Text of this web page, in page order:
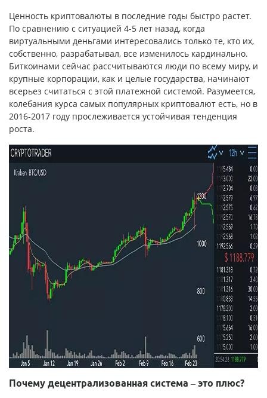
Ценность криптовалюты в последние годы быстро растет.
По сравнению с ситуацией 4-5 лет назад, когда
виртуальными деньгами интересовались только те, кто их,
собственно, разрабатывал, все изменилось кардинально.
Биткоинами сейчас рассчитываются люди по всему миру, и
крупные корпорации, как и целые государства, начинают
всерьез считаться с этой платежной системой. Разумеется,
колебания курса самых популярных криптовалют есть, но в
2016-2017 году прослеживается устойчивая тенденция
роста.
Почему децентрализованная система – это плюс?